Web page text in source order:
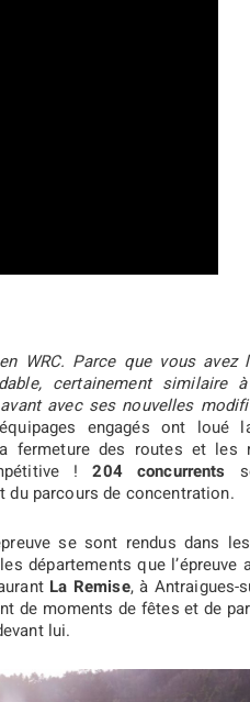
WRC. Parce que vous avez
certainement similaire
avec ses nouvelles
engagés ont loué
fermeture des routes et les
!204 concurrents
du parcours de concentration.
se sont rendus dans
départements que l’épreuve
La Remise, à Antraigues-
de moments de fêtes et de
lui.